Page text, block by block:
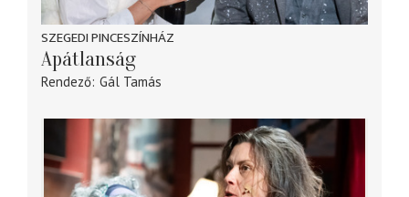
SZEGEDI PINCESZÍNHÁZ
Apátlanság
Rendező Gál Tamás